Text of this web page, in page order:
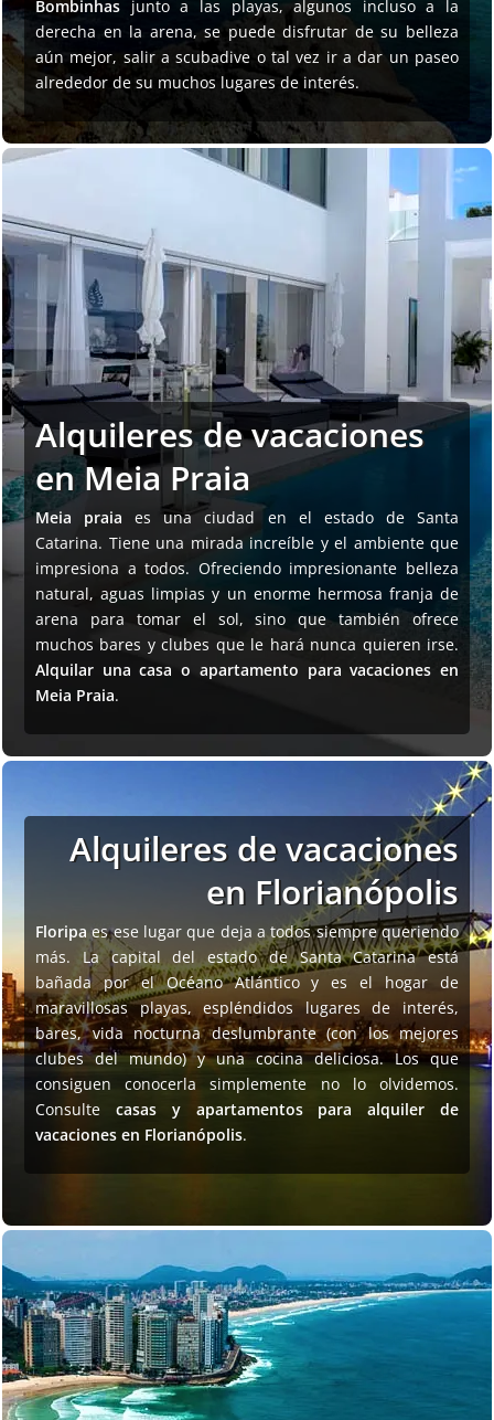
Bombinhas junto a las playas, algunos incluso a la
derecha en la arena, se puede disfrutar de su belleza
aún mejor, salir a scubadive o tal vez ir a dar un paseo
alrededor de su muchos lugares de interés.
Alquileres de vacaciones
en Meia Praia
Meia praia es una ciudad en el estado de Santa
Catarina. Tiene una mirada increíble y el ambiente que
impresiona a todos. Ofreciendo impresionante belleza
natural, aguas limpias y un enorme hermosa franja de
arena para tomar el sol, sino que también ofrece
muchos bares y clubes que le hará nunca quieren irse.
Alquilar una casa o apartamento para vacaciones en
Meia Praia.
Alquileres de vacaciones
en Florianópolis
Floripa es ese lugar que deja a todos siempre queriendo
más. La capital del estado de Santa Catarina está
bañada por el Océano Atlántico y es el hogar de
maravillosas playas, espléndidos lugares de interés,
bares, vida nocturna deslumbrante (con los mejores
clubes del mundo) y una cocina deliciosa. Los que
consiguen conocerla simplemente no lo olvidemos.
Consulte casas y apartamentos para alquiler de
vacaciones en Florianópolis.